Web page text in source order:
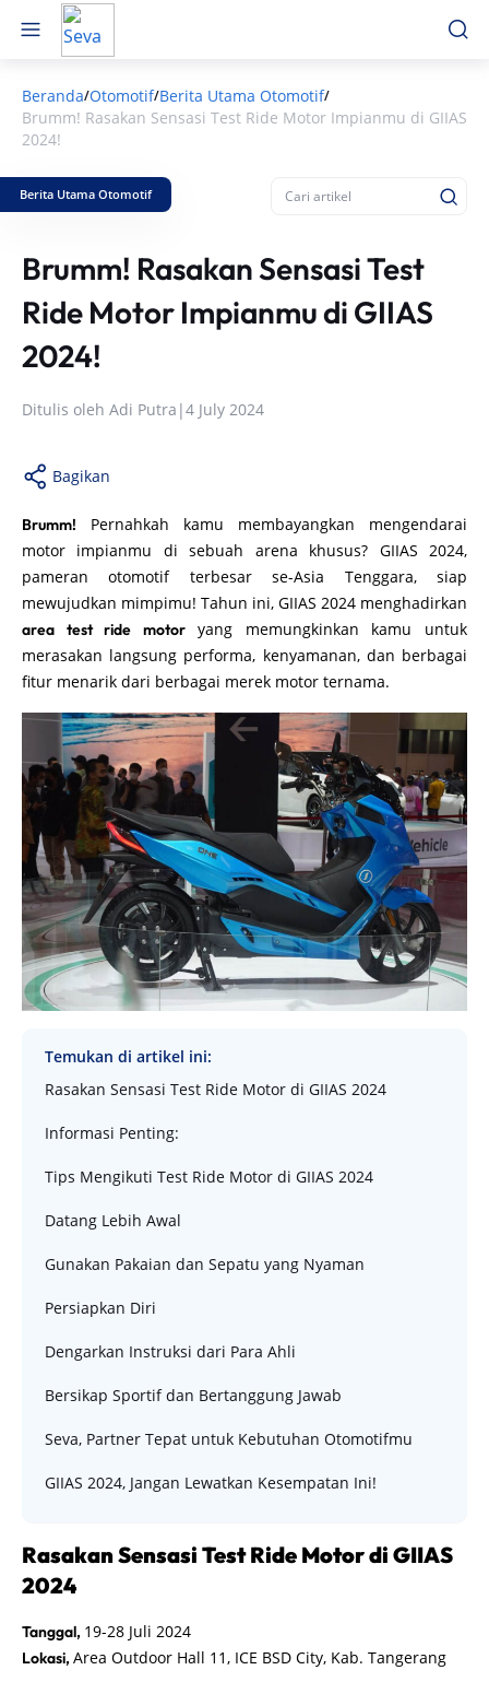
Beranda/Otomotif/Berita Utama Otomotif/
Brumm! Rasakan Sensasi Test Ride Motor Impianmu di GIIAS
2024!
Berita Utama Otomotif
Brumm! Rasakan Sensasi Test
Ride Motor Impianmu di GIIAS
2024!
Ditulis oleh Adi Putra |4 July 2024
Bagikan
Brumm! Pernahkah kamu membayangkan mengendarai
motor impianmu di sebuah arena khusus? GIIAS 2024,
pameran otomotif terbesar se-Asia Tenggara, siap
mewujudkan mimpimu! Tahun ini, GIIAS 2024 menghadirkan
area test ride motoryang memungkinkan kamu untuk
merasakan langsung performa, kenyamanan, dan berbagai
fitur menarik dari berbagai merek motor ternama.
Temukan di artikel ini:
Rasakan Sensasi Test Ride Motor di GIIAS 2024
Informasi Penting:
Tips Mengikuti Test Ride Motor di GIIAS 2024
Datang Lebih Awal
Gunakan Pakaian dan Sepatu yang Nyaman
Persiapkan Diri
Dengarkan Instruksi dari Para Ahli
Bersikap Sportif dan Bertanggung Jawab
Seva, Partner Tepat untuk Kebutuhan Otomotifmu
GIIAS 2024, Jangan Lewatkan Kesempatan Ini!
Rasakan Sensasi Test Ride Motor di GIIAS
2024
Tanggal, 19-28 Juli 2024
Lokasi, Area Outdoor Hall 11, ICE BSD City, Kab. Tangerang